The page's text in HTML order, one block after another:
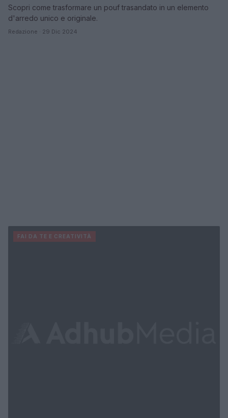
Scopri come trasformare un pouf trasandato in un elemento
d'arredo unico e originale.
Redazione · 29 Dic 2024
FAI DA TE E CREATIVITÀ